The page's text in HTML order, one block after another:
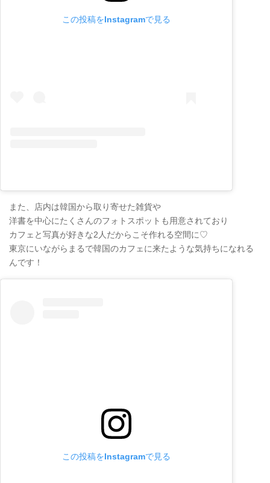
この投稿をInstagramで見る
また、店内は韓国から取り寄せた雑貨や
洋書を中心にたくさんのフォトスポットも用意されており
カフェと写真が好きな2人だからこそ作れる空間に♡
東京にいながらまるで韓国のカフェに来たような気持ちになれる
んです！
この投稿をInstagramで見る